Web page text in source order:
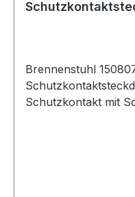
Brennenstuhl
Schutzkontakt mit